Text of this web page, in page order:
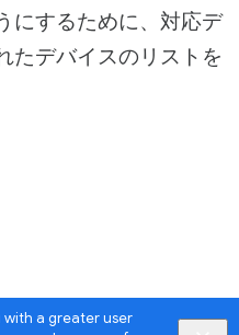
with a greater user
にするために、対応デ
たデバイスのリストを